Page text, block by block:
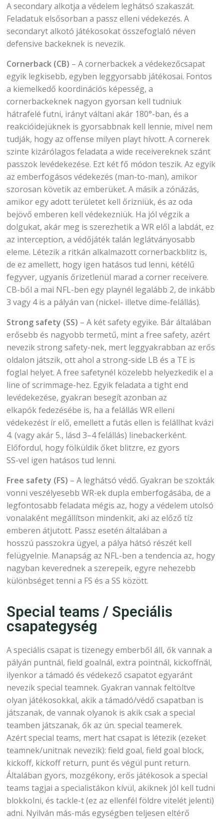
A secondary alkotja a védelem leghátsó szakaszát.
Feladatuk elsősorban a passz elleni védekezés. A
secondaryt alkotó játékosokat összefoglaló néven
defensive backeknek is nevezik.
Cornerback (CB) – A cornerbackek a védekezőcsapat
egyik legkisebb, egyben leggyorsabb játékosai. Fontos
a kiemelkedő koordinációs képesség, a
cornerbackeknek nagyon gyorsan kell tudniuk
hátrafelé futni, irányt váltani akár 180°-ban, és a
reakcióidejüknek is gyorsabbnak kell lennie, mivel nem
tudják, hogy az offense milyen playt hívott. A cornerek
szinte kizárólagos feladata a wide receivereknek szánt
passzok levédekezése. Ezt két fő módon teszik. Az egyik
az emberfogásos védekezés (man-to-man), amikor
szorosan követik az emberüket. A másik a zónázás,
amikor egy adott területet kell őrizniük, és az oda
bejövő emberen kell védekezniük. Ha jól végzik a
dolgukat, akár meg is szerezhetik a WR elől a labdát, ez
az interception, a védőjáték talán leglátványosabb
eleme. Létezik a ritkán alkalmazott cornerbackblitz is,
de ez amellett, hogy igen hatásos tud lenni, kétélű
fegyver, ugyanis őrizetlenül marad a corner receivere.
CB-ből a mai NFL-ben egy playnél legalább 2, de inkább
3 vagy 4 is a pályán van (nickel- illetve dime-felállás).
Strong safety (SS) – A két safety egyike. Bár általában
erősebb és nagyobb termetű, mint a free safety, azért
nevezik strong safety-nek, mert leggyakrabban az erős
oldalon játszik, ott ahol a strong-side LB és a TE is
foglal helyet. A free safetynél közelebb helyezkedik el a
line of scrimmage-hez. Egyik feladata a tight end
levédekezése, gyakran besegít azonban az
elkapók fedezésébe is, ha a felállás WR elleni
védekezést ír elő, emellett a futás ellen is felállhat kvázi
4. (vagy akár 5., lásd 3–4 felállás) linebackerként.
Előfordul, hogy fölküldik őket blitzre, ez gyors
SS-vel igen hatásos tud lenni.
Free safety (FS) – A leghátsó védő. Gyakran be szokták
vonni veszélyesebb WR-ek dupla emberfogásába, de a
legfontosabb feladata mégis az, hogy a védelem utolsó
vonalaként megállítson mindenkit, aki az előző tíz
emberen átjutott. Passz esetén általában a
hosszú passzokra ügyel, a pálya hátsó részét kell
felügyelnie. Manapság az NFL-ben a tendencia az, hogy
nagyban keverednek a szerepeik, egyre nehezebb
különbséget tenni a FS és a SS között.
Special teams / Speciális
csapategység
A speciális csapat is tizenegy emberből áll, ők vannak a
pályán puntnál, field goalnál, extra pointnál, kickoffnál,
ilyenkor a támadó és védekező csapatot egyaránt
nevezik special teamnek. Gyakran vannak feltöltve
olyan játékosokkal, akik a támadó/védő csapatban is
játszanak, de vannak olyanok is akik csak a special
teamben játszanak, ők az ún. special teamerek.
Azért special teams, mert hat csapat is létezik (ezeket
teamnek/unitnak nevezik): field goal, field goal block,
kickoff, kickoff return, punt és végül punt return.
Általában gyors, mozgékony, erős játékosok a special
teams tagjai a specialistákon kívül, akiknek jól kell tudni
blokkolni, és tackle-t (ez az ellenfél földre vitelét jelenti)
adni. Nyilván más-más egységben teljesen eltérő